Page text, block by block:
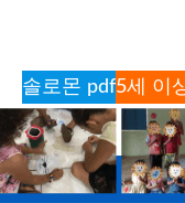
솔로몬 pdf5세 이